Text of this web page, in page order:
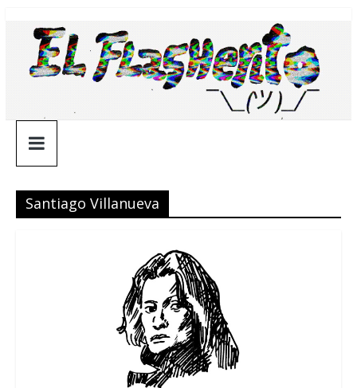
contenido
¯\_(ツ)_/
¯
Santiago Villanueva